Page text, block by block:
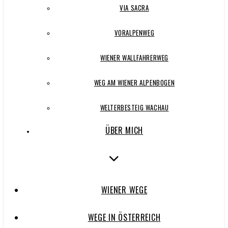
VIA SACRA
VORALPENWEG
WIENER WALLFAHRERWEG
WEG AM WIENER ALPENBOGEN
WELTERBESTEIG WACHAU
ÜBER MICH
WIENER WEGE
WEGE IN ÖSTERREICH